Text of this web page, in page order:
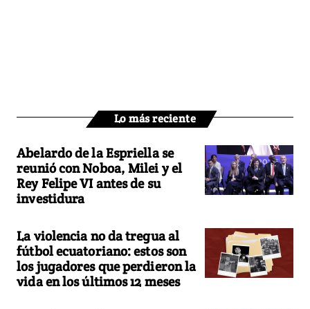
Lo más reciente
Abelardo de la Espriella se
reunió con Noboa, Milei y el
Rey Felipe VI antes de su
investidura
La violencia no da tregua al
fútbol ecuatoriano: estos son
los jugadores que perdieron la
vida en los últimos 12 meses